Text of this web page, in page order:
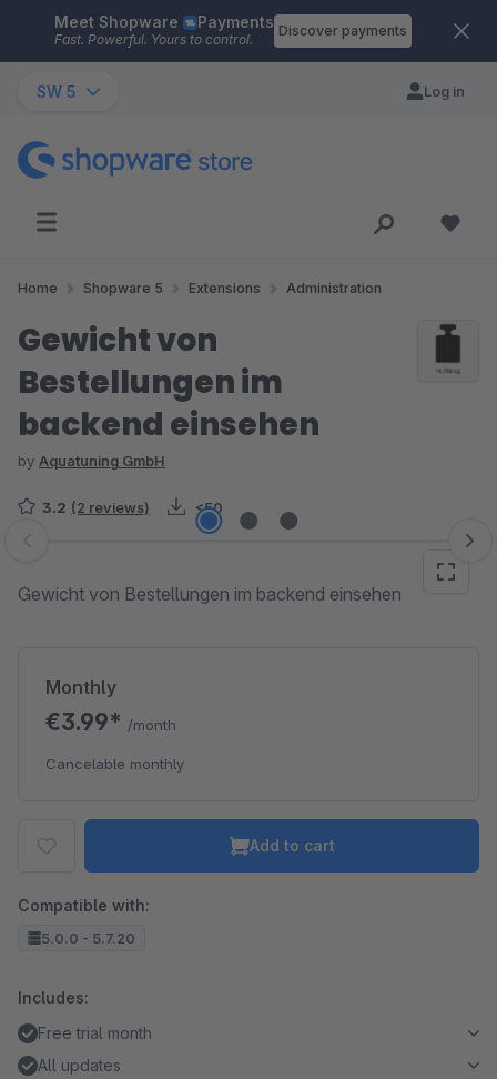
Skip to main content
Meet Shopware Payments
Fast. Powerful. Yours to control.
Discover payments
SW 5 Log in
Home Shopware 5 Extensions Administration
Gewicht von
Bestellungen im
backend einsehen
by Aquatuning GmbH
3.2 (2 reviews) <50
Skip image gallery
Gewicht von Bestellungen im backend einsehen
Monthly
€3.99* /month
Cancelable monthly
Add to cart
Compatible with:
5.0.0 - 5.7.20
Includes:
Free trial month
All updates